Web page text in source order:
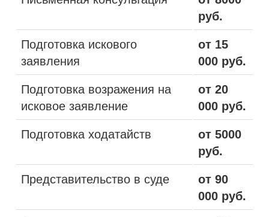
руб.
Подготовка искового
заявления
от 15
000 руб.
Подготовка возражения на
исковое заявление
от 20
000 руб.
Подготовка ходатайств
от 5000
руб.
Представительство в суде
от 90
000 руб.